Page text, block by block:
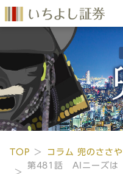
TOP
コラム 兜のささや
第481話 AIニーズは